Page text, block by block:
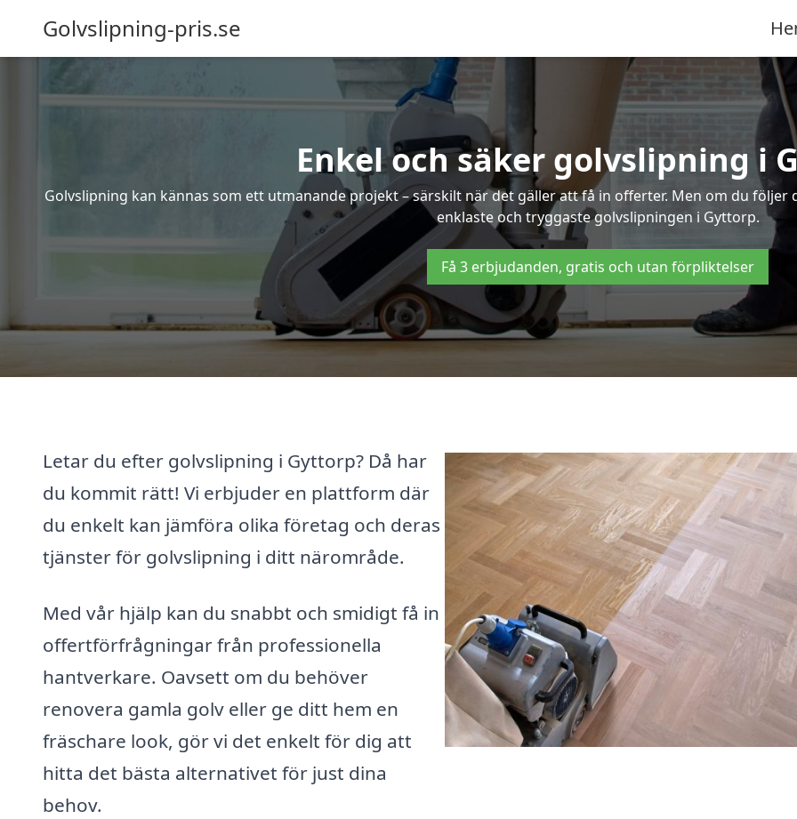
Golvslipning-pris.se
Enkel och säker golvslipning i
Golvslipning kan kännas som ett utmanande projekt – särskilt när det gäller att få in offerter. Men om du
enklaste och tryggaste golvslipningen i Gyttorp.
Få 3 erbjudanden, gratis och utan förpliktelser
Letar du efter golvslipning i Gyttorp? Då har
du kommit rätt! Vi erbjuder en plattform där
du enkelt kan jämföra olika företag och deras
tjänster för golvslipning i ditt närområde.
Med vår hjälp kan du snabbt och smidigt få in
offertförfrågningar från professionella
hantverkare. Oavsett om du behöver
renovera gamla golv eller ge ditt hem en
fräschare look, gör vi det enkelt för dig att
hitta det bästa alternativet för just dina
behov.